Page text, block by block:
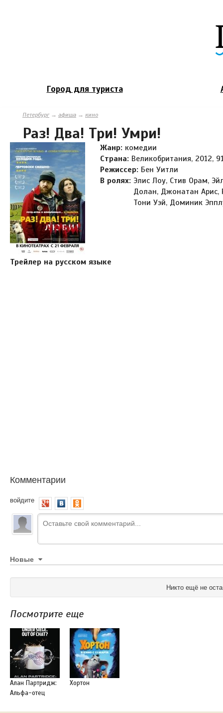
Город для туриста
Петербург→ афиша → кино
Раз! Два! Три! Умри!
Жанр: комедии
Страна: Великобритания, 2012,
Режиссер: Бен Уитли
В ролях: Элис Лоу, Стив Орам,
Долан, Джонатан Арис,
Тони Уэй, Доминик
Трейлер на русском языке
Комментарии
войдите
Новые
Никто ещё не
Посмотрите еще
Алан Партридж:
Альфа-отец
Хортон